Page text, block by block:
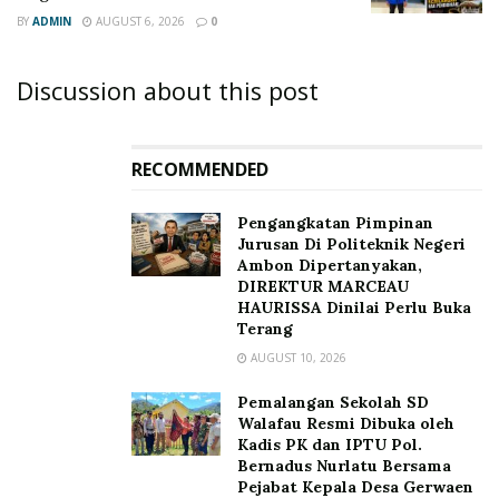
BY ADMIN AUGUST 6, 2026 0
Discussion about this post
RECOMMENDED
Pengangkatan Pimpinan
Jurusan Di Politeknik Negeri
Ambon Dipertanyakan,
DIREKTUR MARCEAU
HAURISSA Dinilai Perlu Buka
Terang
AUGUST 10, 2026
Pemalangan Sekolah SD
Walafau Resmi Dibuka oleh
Kadis PK dan IPTU Pol.
Bernadus Nurlatu Bersama
Pejabat Kepala Desa Gerwaen